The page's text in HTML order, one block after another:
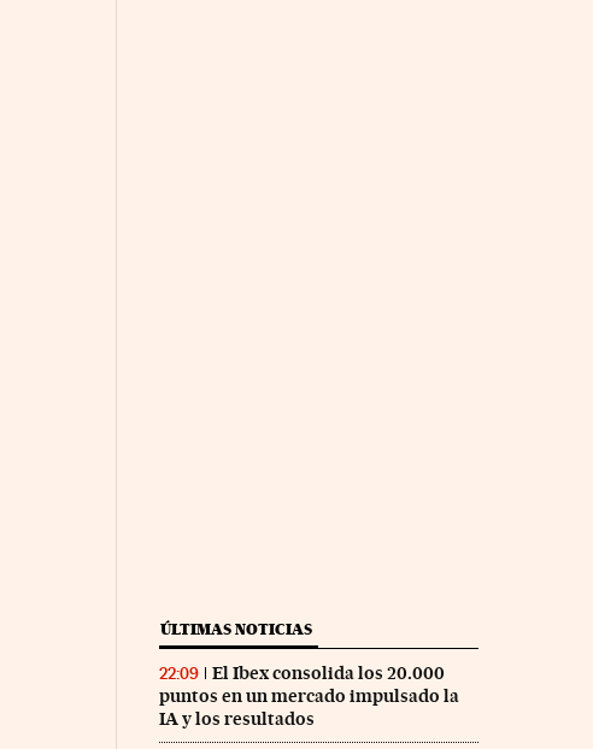
ÚLTIMAS NOTICIAS
22:09
El Ibex consolida los 20.000
puntos en un mercado impulsado la
IA y los resultados